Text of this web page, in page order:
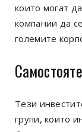
които могат
компании да
големите
Тези
групи, които